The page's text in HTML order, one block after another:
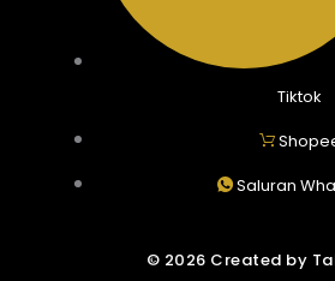
Tiktok
Saluran
© 2026 Created by